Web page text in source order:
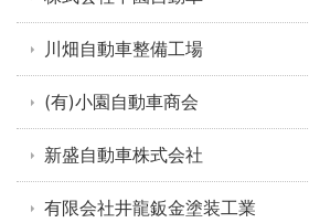
川畑自動車整備工場
(有)小園自動車商会
新盛自動車株式会社
有限会社井龍鈑金塗装工業